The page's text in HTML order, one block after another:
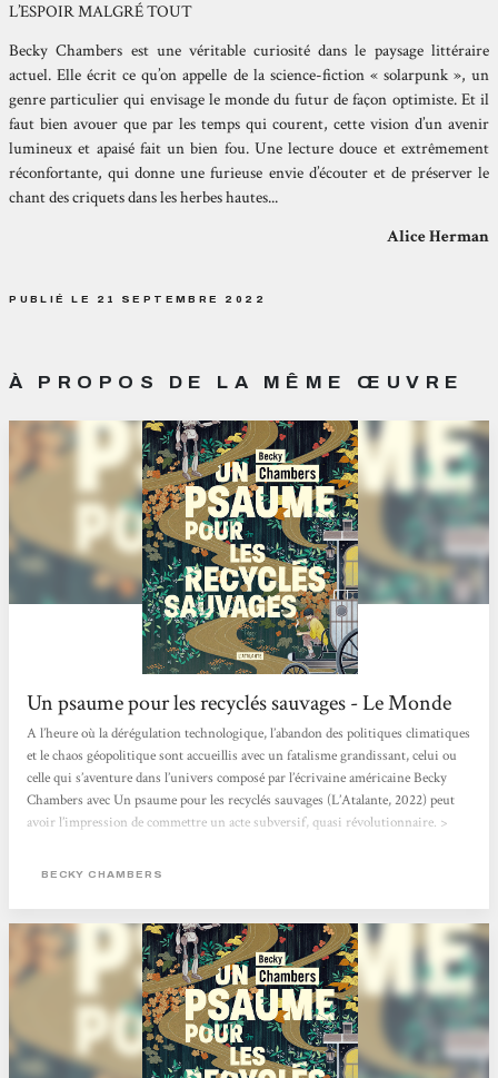
L’ESPOIR MALGRÉ TOUT
Becky Chambers est une véritable curiosité dans le paysage littéraire
actuel. Elleécrit ce qu’on appelle de la science-fiction « solarpunk », un
genre particulierqui envisage le monde du futur de façon optimiste. Et il
faut bien avouer que parles temps qui courent, cette vision d’un avenir
lumineux et apaisé fait un bien fou. Une lecture douce et extrêmement
réconfortante, qui donne une furieuse envie d’écouter et de préserver le
chantdes criquets dans les herbes hautes...
Alice Herman
PUBLIÉ LE 21 SEPTEMBRE 2022
À PROPOS DE LA MÊME ŒUVRE
Un psaume pour les recyclés sauvages - Le Monde
A l’heure où la dérégulation technologique, l’abandon des politiques climatiques
et le chaos géopolitique sont accueillis avec un fatalisme grandissant, celui ou
celle qui s’aventure dans l’univers composé par l’écrivaine américaine Becky
Chambers avec Un psaume pour les recyclés sauvages (L’Atalante, 2022) peut
avoir l’impression de commettre un acte subversif, quasi révolutionnaire. >
BECKY CHAMBERS